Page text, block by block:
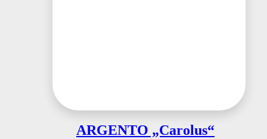
ARGENTO „Carolus“